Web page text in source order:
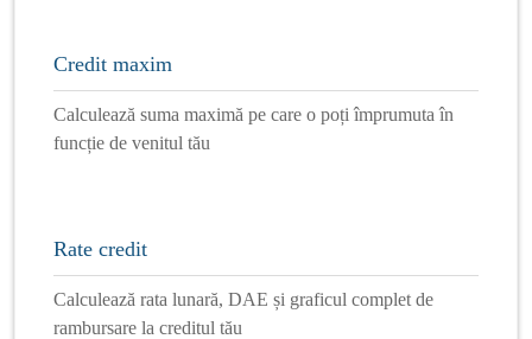
Credit maxim
Calculează suma maximă pe care o poți împrumuta în
funcție de venitul tău
Rate credit
Calculează rata lunară, DAE și graficul complet de
rambursare la creditul tău